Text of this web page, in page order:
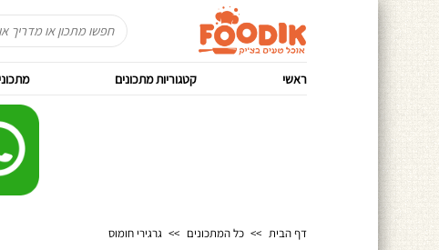
ראשי קטגוריות מתכונים
דף הבית >> כל המתכונים >> גרגירי חומוס